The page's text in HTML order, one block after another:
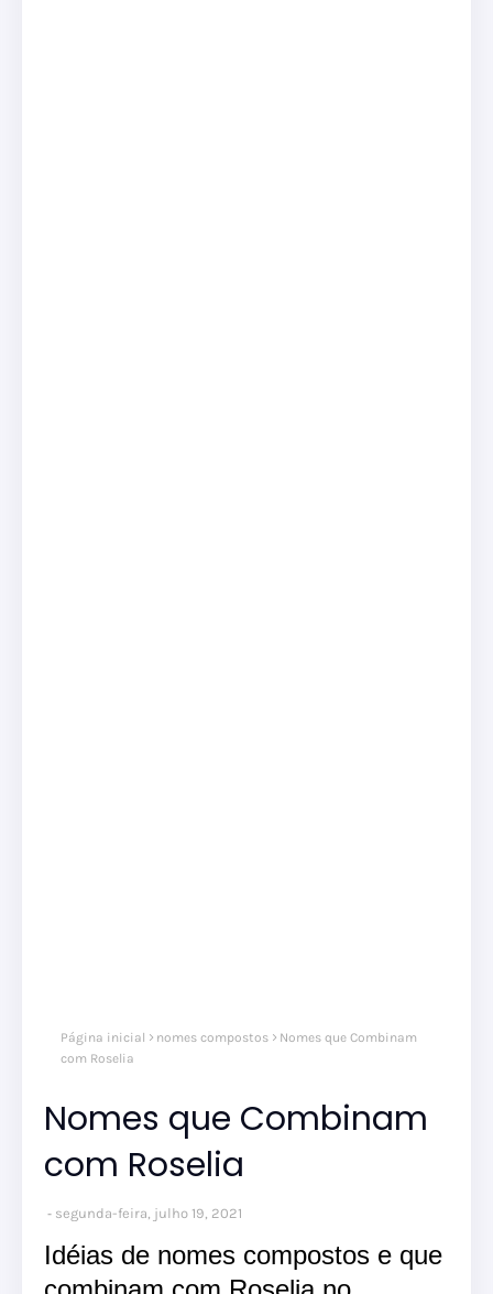
Página inicial nomes compostos
Nomes que Combinam
com Roselia
Nomes que Combinam
com Roselia
segunda-feira, julho 19, 2021
Idéias de nomes compostos e que